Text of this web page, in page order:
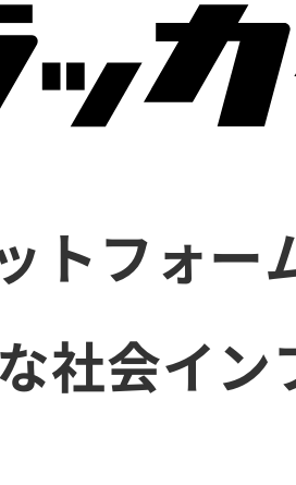
トフォー
社会イン